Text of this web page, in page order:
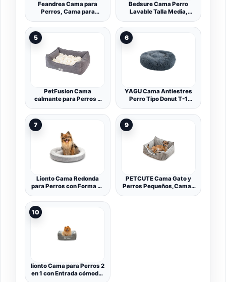
Feandrea Cama para
Perros, Cama para
Corrugada Preformada,
con Asa, Extraíble, Doble
Cara, Impermeable, Talla
M, 76 x 51 x 8 cm, Gris
Paloma PGW241G01
Bedsure Cama Perro
Lavable Talla Media,
5
PetFusion Cama
calmante para Perros y
viscoelástica
antiansiedad para Perros
pequeños, Gatos, Manta
Suelta Que promueve
madrigueras y
amasamiento, Mediana
(76 x 61 cm)
6
YAGU Cama Antiestres
Perro Tipo Donut T-1
para Perros y Gatos
Suave y Acolchada –
Cama Redonda Perro
Antiestrés con Tejido
Calmante, Lavable y Base
Antideslizante - Antracita
7
Lionto Cama Redonda
para Perros con Forma de
Ø Gris
9
PETCUTE Cama Gato y
Perros Pequeños,Camas
10
lionto Cama para Perros 2
en 1 con Entrada cómoda,